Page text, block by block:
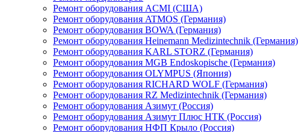
Ремонт оборудования ACMI (США)
Ремонт оборудования ATMOS (Германия)
Ремонт оборудования BOWA (Германия)
Ремонт оборудования Heinemann Medizintechnik (Германия)
Ремонт оборудования KARL STORZ (Германия)
Ремонт оборудования MGB Endoskopische (Германия)
Ремонт оборудования OLYMPUS (Япония)
Ремонт оборудования RICHARD WOLF (Германия)
Ремонт оборудования RZ Medizintechnik (Германия)
Ремонт оборудования Азимут (Россия)
Ремонт оборудования Азимут Плюс НТК (Россия)
Ремонт оборудования НФП Крыло (Россия)